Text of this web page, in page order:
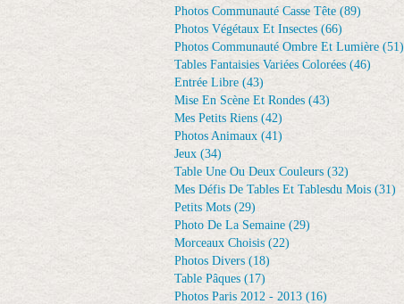
Photos Communauté Casse Tête (89)
Photos Végétaux Et Insectes (66)
Photos Communauté Ombre Et Lumière (51)
Tables Fantaisies Variées Colorées (46)
Entrée Libre (43)
Mise En Scène Et Rondes (43)
Mes Petits Riens (42)
Photos Animaux (41)
Jeux (34)
Table Une Ou Deux Couleurs (32)
Mes Défis De Tables Et Tablesdu Mois (31)
Petits Mots (29)
Photo De La Semaine (29)
Morceaux Choisis (22)
Photos Divers (18)
Table Pâques (17)
Photos Paris 2012 - 2013 (16)